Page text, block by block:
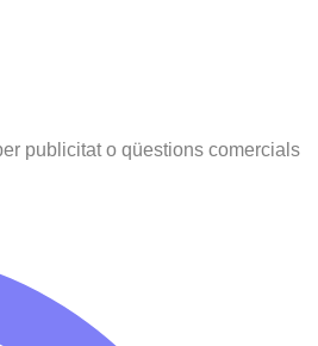
publicitat o qüestions comercials